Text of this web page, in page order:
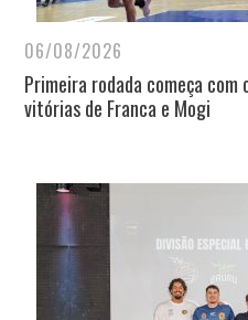
06/08/2026
Primeira rodada começa
vitórias de Franca e Mogi